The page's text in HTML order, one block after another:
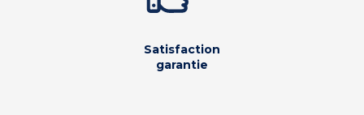
Satisfaction
garantie